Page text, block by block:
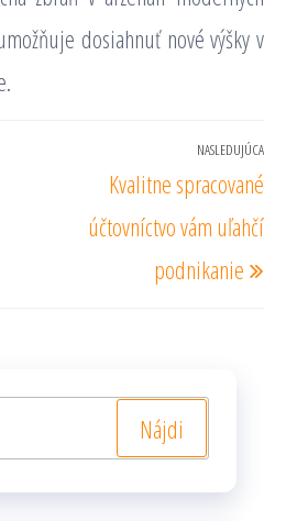
dosiahnuť nové výšky v
NASLEDUJÚCA
Kvalitne spracované
účtovníctvo vám uľahčí
podnikanie